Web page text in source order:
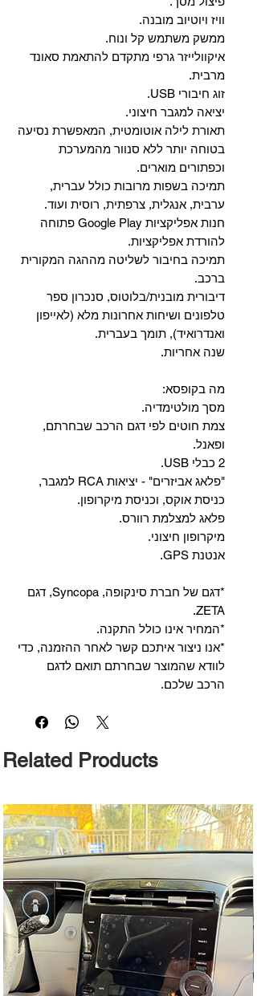
וויז ויוטיוב מובנה.
ממשק משתמש קל ונוח.
איקוולייזר גרפי מתקדם להתאמת סאונד
מרבית.
זוג חיבורי USB.
יציאה למגבר חיצוני.
תאורת לילה אוטומטית, המאפשרת נסיעה
בטוחה יותר ללא סנוור מהמערכת
וכפתורים מוארים.
תמיכה בשפות מרובות כולל עברית,
ערבית, אנגלית, צרפתית, רוסית ועוד.
‏חנות אפליקציות Google Play פתוחה
להורדת אפליקציות.
‏תמיכה בחיבור לשליטה מההגה המקורית
ברכב.
‏דיבורית מובנית/בלוטוס, ‏סנכרון ספר
טלפונים ושיחות אחרונות מלא (לאייפון
ואנדרואיד), תומך בעברית.
שנה אחריות.
מה בקופסא:
מסך מולטימדיה.
צמת חוטים לפי דגם הרכב שבחרתם,
ופאנל.
2 כבלי USB.
"פלאג אביזרים" - יציאות RCA למגבר,
כניסת אוקס, וכניסת מיקרופון.
פלאג למצלמת רוורס.
מיקרופון חיצוני.
אנטנת GPS.
*דגם של חברת סינקופה, Syncopa, דגם
ZETA.
*המחיר אינו כולל התקנה.
*אנו ניצור איתכם קשר לאחר ההזמנה, כדי
לוודא שהמוצר שבחרתם תואם לדגם
הרכב שלכם.
Related Products